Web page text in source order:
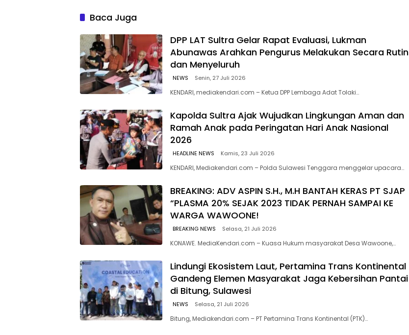
Kebersihan Pantai di Bitung,
Sulawesi
Baca Juga
‎DPP LAT Sultra Gelar Rapat Evaluasi, Lukman
Abunawas Arahkan Pengurus Melakukan Secara Rutin
dan Menyeluruh
NEWS Senin, 27 Juli 2026
KENDARI, mediakendari.com – Ketua DPP Lembaga Adat Tolaki…
Kapolda Sultra Ajak Wujudkan Lingkungan Aman dan
Ramah Anak pada Peringatan Hari Anak Nasional
2026
HEADLINE NEWS Kamis, 23 Juli 2026
KENDARI, Mediakendari.com – Polda Sulawesi Tenggara menggelar upacara…
BREAKING: ADV ASPIN S.H., M.H BANTAH KERAS PT SJAP
“PLASMA 20% SEJAK 2023 TIDAK PERNAH SAMPAI KE
WARGA WAWOONE!
BREAKING NEWS Selasa, 21 Juli 2026
KONAWE. MediaKendari.com – Kuasa Hukum masyarakat Desa Wawoone,…
Lindungi Ekosistem Laut, Pertamina Trans Kontinental
Gandeng Elemen Masyarakat Jaga Kebersihan Pantai
di Bitung, Sulawesi
NEWS Selasa, 21 Juli 2026
Bitung, Mediakendari.com – PT Pertamina Trans Kontinental (PTK)…